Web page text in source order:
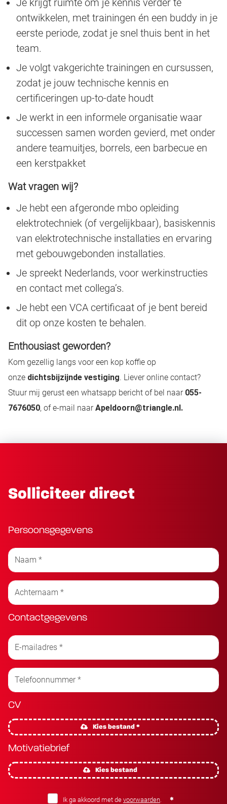
Je krijgt ruimte om je kennis verder te
ontwikkelen, met trainingen én een buddy in je
eerste periode, zodat je snel thuis bent in het
team.
Je volgt vakgerichte trainingen en cursussen,
zodat je jouw technische kennis en
certificeringen up-to-date houdt
Je werkt in een informele organisatie waar
successen samen worden gevierd, met onder
andere teamuitjes, borrels, een barbecue en
een kerstpakket
Wat vragen wij?
Je hebt een afgeronde mbo opleiding
elektrotechniek (of vergelijkbaar), basiskennis
van elektrotechnische installaties en ervaring
met gebouwgebonden installaties.
Je spreekt Nederlands, voor werkinstructies
en contact met collega’s.
Je hebt een VCA certificaat of je bent bereid
dit op onze kosten te behalen.
Enthousiast geworden?
Kom gezellig langs voor een kop koffie op
onze dichtsbijzijnde vestiging. Liever online contact?
Stuur mij gerust een whatsapp bericht of bel naar 055-
7676050, of e-mail naarApeldoorn@triangle.nl.
Solliciteer direct
Persoonsgegevens
Contactgegevens
CV
Kies bestand *
Motivatiebrief
Kies bestand
Ik ga akkoord met de voorwaarden